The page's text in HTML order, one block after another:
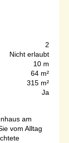
2
Nicht erlaubt
10 m
64 m²
315 m²
Ja
am
vom Alltag